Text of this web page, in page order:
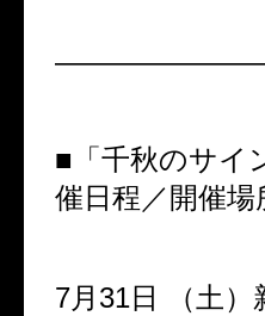
■「千秋のサイ
催日程／開催場
7月 31日 （土